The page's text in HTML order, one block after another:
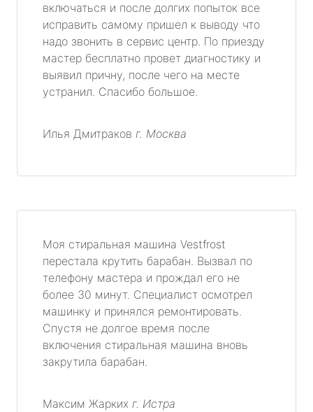
включаться и после долгих попыток все
исправить самому пришел к выводу что
надо звонить в сервис центр. По приезду
мастер бесплатно провет диагностику и
выявил причну, после чего на месте
устранил. Спасибо большое.
Илья Дмитраков г. Москва
Моя стиральная машина Vestfrost
перестала крутить барабан. Вызвал по
телефону мастера и прождал его не
более 30 минут. Специалист осмотрел
машинку и принялся ремонтировать.
Спустя не долгое время после
включения стиральная машина вновь
закрутила барабан.
Максим Жарких г. Истра